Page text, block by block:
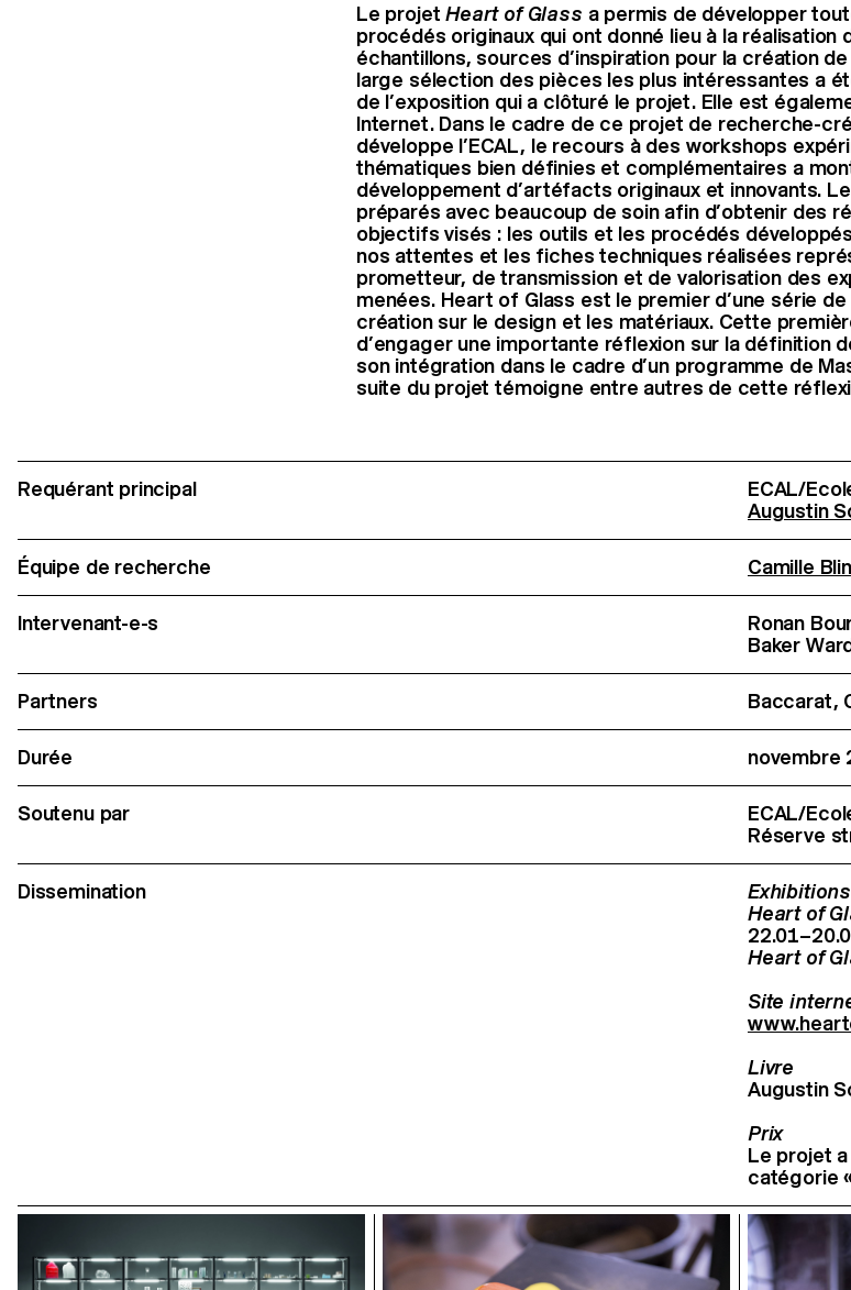
Le projetHeart of Glass a permis de développer
procédés originaux qui ont donné lieu à la réalisation
échantillons, sources d’inspiration pour la création
large sélection des pièces les plus intéressantes a
de l’exposition qui a clôturé le projet. Elle est
Internet. Dans le cadre de ce projet de recherche-
développe l’ECAL, le recours à des workshops
thématiques bien définies et complémentaires a
développement d’artéfacts originaux et innovants.
préparés avec beaucoup de soin afin d’obtenir des
objectifs visés : les outils et les procédés
nos attentes et les fiches techniques réalisées
prometteur, de transmission et de valorisation des
menées. Heart of Glass est le premier d’une série
création sur le design et les matériaux. Cette
d’engager une importante réflexion sur la définition
son intégration dans le cadre d’un programme de
suite du projet témoigne entre autres de cette
Requérant principal
ECAL/
Augustin
Équipe de recherche Camille Blin
Intervenant-e-s
Ronan
Baker
Partners Baccarat,
Durée novembre
Soutenu par
ECAL/
Réserve
Dissemination
Exhibitions
Heart of
Heart of
Site
Livre
Augustin
Prix
Le projet
catégorie